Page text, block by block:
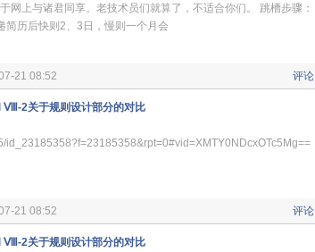
网上与诸君同享。老技术员们就算了，不适合你们。 跳槽步骤：
简历后快则2、3日，慢则一个月会
评论
21 08:52
2关于规则设计部分的对比
id_23185358?f=23185358&rpt=0#vid=XMTY0NDcxOTc5Mg==
评论
21 08:52
2关于规则设计部分的对比